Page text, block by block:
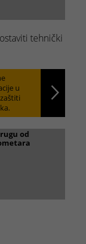
tehnički
u
Locate
od